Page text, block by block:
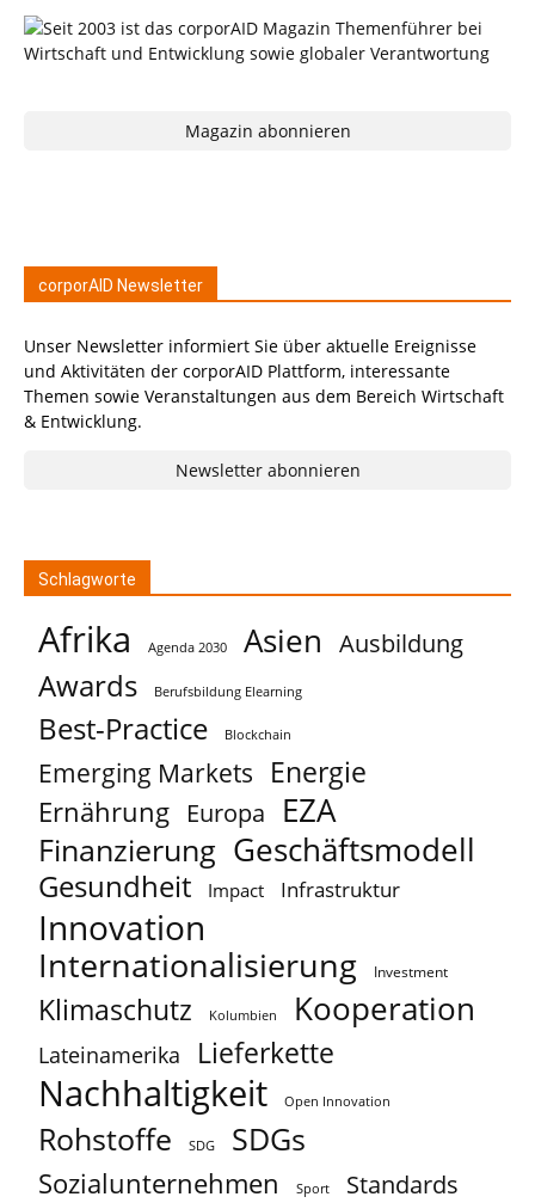
Magazin abonnieren
corporAID Newsletter
Unser Newsletter informiert Sie über aktuelle Ereignisse
und Aktivitäten der corporAID Plattform, interessante
Themen sowie Veranstaltungen aus dem Bereich Wirtschaft
& Entwicklung.
Newsletter abonnieren
Schlagworte
Afrika Agenda 2030 Asien Ausbildung
Awards Berufsbildung Elearning
Best-Practice Blockchain
Emerging Markets Energie
Ernährung Europa EZA
Finanzierung Geschäftsmodell
Gesundheit Impact Infrastruktur
Innovation
Internationalisierung Investment
Klimaschutz Kolumbien Kooperation
Lateinamerika Lieferkette
Nachhaltigkeit Open Innovation
Rohstoffe SDG SDGs
Sozialunternehmen Sport Standards